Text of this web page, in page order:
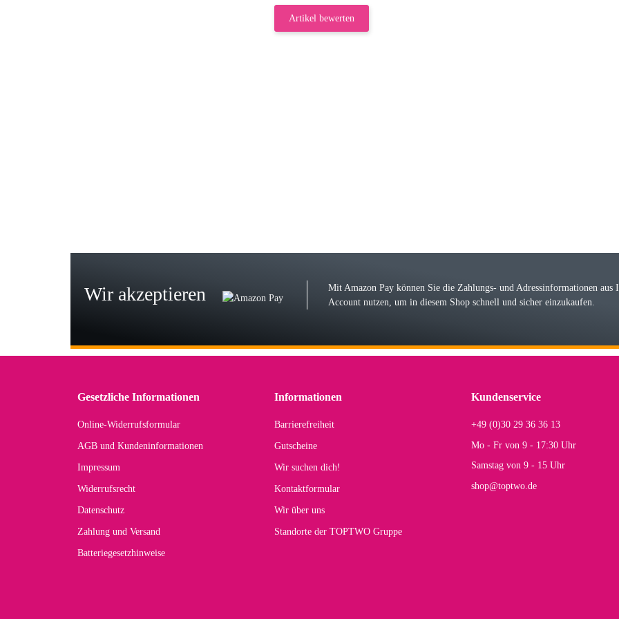
Artikel bewerten
Der Koffer macht einen sehr soliden Eindruck. Die Zuverlässigkeit muss sich noch in
Hans E
Wir akzeptieren
Mit Amazon Pay können Sie die Zahlungs- und Adressinformationen aus
Account nutzen, um in diesem Shop schnell und sicher einzukaufen.
Gesetzliche Informationen
Online-Widerrufsformular
AGB und Kundeninformationen
Impressum
Widerrufsrecht
Datenschutz
Zahlung und Versand
Batteriegesetzhinweise
Informationen
Barrierefreiheit
Gutscheine
Wir suchen dich!
Kontaktformular
Wir über uns
Standorte der TOPTWO Gruppe
Kundenservice
+49 (0)30 29 36 36 13
Mo - Fr von 9 - 17:30 Uhr
Samstag von 9 - 15 Uhr
shop@toptwo.de